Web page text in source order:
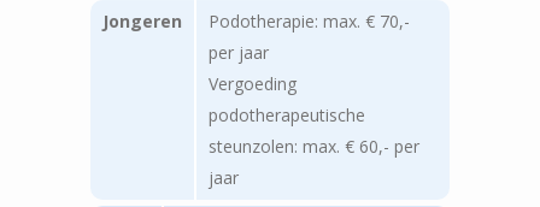
Jongeren
Podotherapie: max. € 70,-
per jaar
Vergoeding
podotherapeutische
steunzolen: max. € 60,- per
jaar